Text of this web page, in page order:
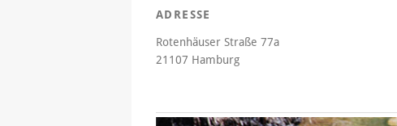
ADRESSE
Rotenhäuser Straße 77a
21107 Hamburg